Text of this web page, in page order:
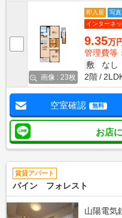
画像 : 23枚
即入居 写
インターネ
9.35万
管理費等
敷
なし
2階
空室確認 無料
お店
賃貸アパート
パイン フォレスト
山陽電気